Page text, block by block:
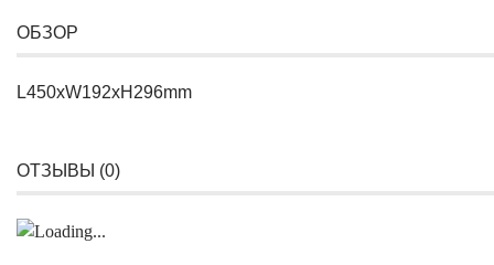
ОБЗОР
L450xW192xH296mm
ОТЗЫВЫ (0)